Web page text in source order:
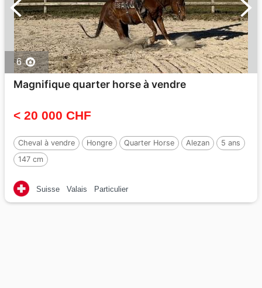
6
Magnifique quarter horse à vendre
< 20 000 CHF
Cheval à vendre Hongre Quarter Horse Alezan
5 ans
147 cm
Suisse Valais Particulier